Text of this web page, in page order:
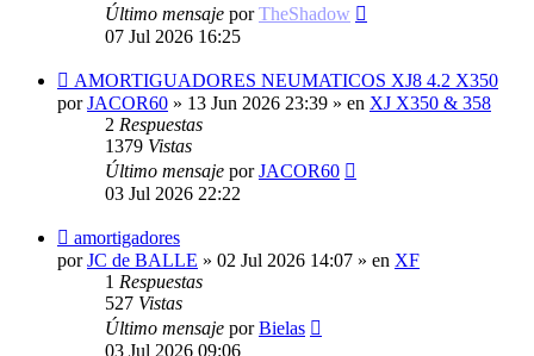
Último mensaje porTheShadow
07 Jul 2026 16:25
Nuevo
mensaje
AMORTIGUADORES NEUMATICOS XJ8 4.2 X350
porJACOR60 » 13 Jun 2026 23:39 » en XJ X350 & 358
2 Respuestas
1379 Vistas
Último mensaje porJACOR60
03 Jul 2026 22:22
Nuevo
mensaje
amortigadores
porJC de BALLE » 02 Jul 2026 14:07 » en XF
1 Respuestas
527 Vistas
Último mensaje porBielas
03 Jul 2026 09:06